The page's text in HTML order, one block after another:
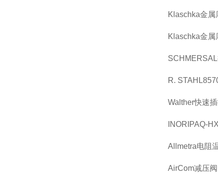
Klaschka金
Klaschka金
R.
Walther快速
INORIPAQ-
Allmetra电阻
AirCom减压